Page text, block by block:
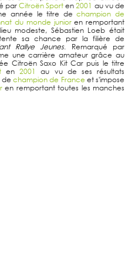
parCitroën Sporten2001 au vu de
année le titre dechampion de
du monde junioren remportant
modeste, Sébastien Loeb était
sa chance par la filière de
Rallye Jeunes. Remarqué par
une carrière amateur grâce au
Citroën Saxo Kit Car puis le titre
en2001
au vu de ses résultats
dechampion de France et s'impose
en remportant toutes les manches